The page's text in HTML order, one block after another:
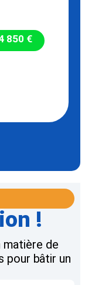
850 €
!
de
pour bâtir un